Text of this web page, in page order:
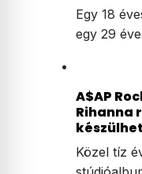
Egy 18
egy 29
A$AP
Rihanna
Közel tíz